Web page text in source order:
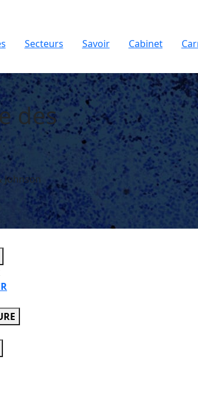
Secteurs Savoir Cabinet
des
Johnson